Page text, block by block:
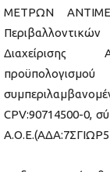
ΜΕΤΡΩΝ
Διαχείρισης
CPV:90714500-0,